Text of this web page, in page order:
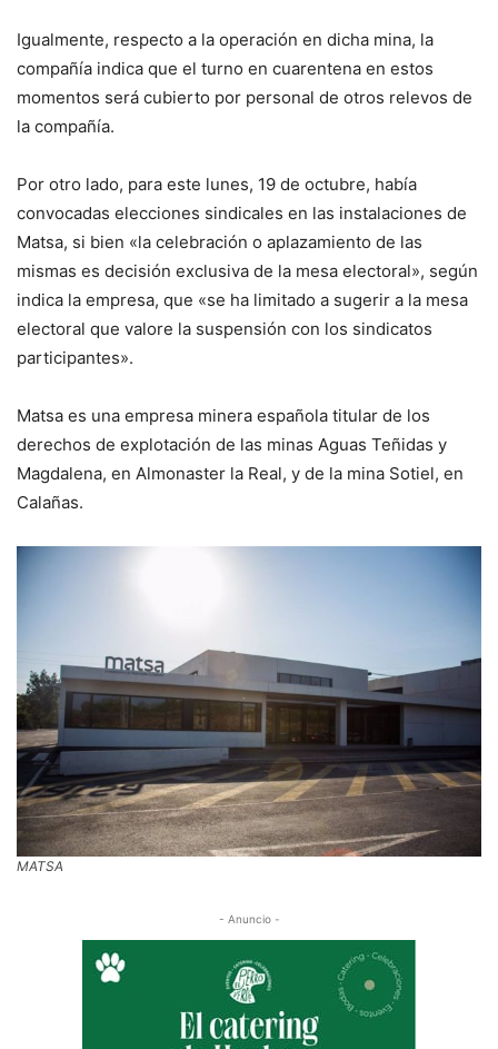
Igualmente, respecto a la operación en dicha mina, la
compañía indica que el turno en cuarentena en estos
momentos será cubierto por personal de otros relevos de
la compañía.
Por otro lado, para este lunes, 19 de octubre, había
convocadas elecciones sindicales en las instalaciones de
Matsa, si bien «la celebración o aplazamiento de las
mismas es decisión exclusiva de la mesa electoral», según
indica la empresa, que «se ha limitado a sugerir a la mesa
electoral que valore la suspensión con los sindicatos
participantes».
Matsa es una empresa minera española titular de los
derechos de explotación de las minas Aguas Teñidas y
Magdalena, en Almonaster la Real, y de la mina Sotiel, en
Calañas.
MATSA
- Anuncio -